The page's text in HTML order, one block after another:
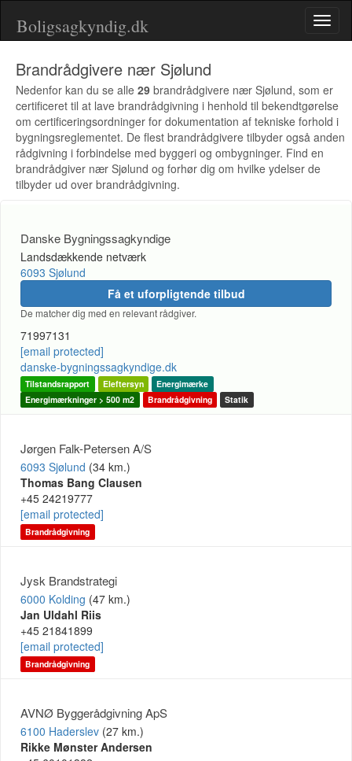
Boligsagkyndig.dk
Brandrådgivere nær Sjølund
Nedenfor kan du se alle 29 brandrådgivere nær Sjølund, som er
certificeret til at lave brandrådgivning i henhold til bekendtgørelse
om certificeringsordninger for dokumentation af tekniske forhold i
bygningsreglementet. De flest brandrådgivere tilbyder også anden
rådgivning i forbindelse med byggeri og ombygninger. Find en
brandrådgiver nær Sjølund og forhør dig om hvilke ydelser de
tilbyder ud over brandrådgivning.
Danske Bygningssagkyndige
Landsdækkende netværk
6093 Sjølund
Få et uforpligtende tilbud
De matcher dig med en relevant rådgiver.
71997131
[email protected]
danske-bygningssagkyndige.dk
Tilstandsrapport Eleftersyn
Energimærke
Energimærkninger > 500 m2
Brandrådgivning Statik
Jørgen Falk-Petersen A/S
6093 Sjølund (34 km.)
Thomas Bang Clausen
+45 24219777
[email protected]
Brandrådgivning
Jysk Brandstrategi
6000 Kolding (47 km.)
Jan Uldahl Riis
+45 21841899
[email protected]
Brandrådgivning
AVNØ Byggerådgivning ApS
6100 Haderslev (27 km.)
Rikke Mønster Andersen